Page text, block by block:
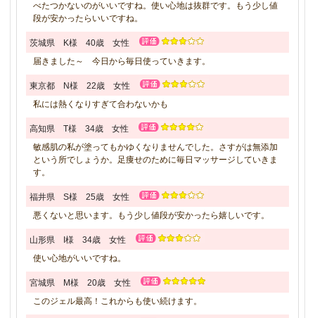
べたつかないのがいいですね。使い心地は抜群です。もう少し値
段が安かったらいいですね。
茨城県 K様 40歳 女性
届きました～ 今日から毎日使っていきます。
東京都 N様 22歳 女性
私には熱くなりすぎて合わないかも
高知県 T様 34歳 女性
敏感肌の私が塗ってもかゆくなりませんでした。さすがは無添加
という所でしょうか。足痩せのために毎日マッサージしていきま
す。
福井県 S様 25歳 女性
悪くないと思います。もう少し値段が安かったら嬉しいです。
山形県 I様 34歳 女性
使い心地がいいですね。
宮城県 M様 20歳 女性
このジェル最高！これからも使い続けます。